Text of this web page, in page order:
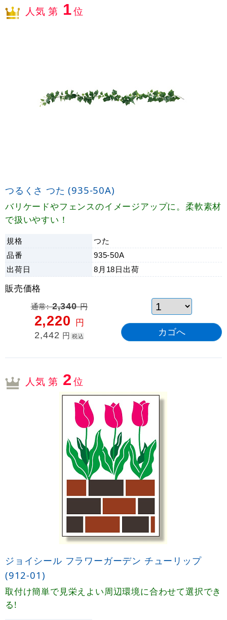
人気 第 1位
つるくさ つた (935-50A)
バリケードやフェンスのイメージアップに。柔軟素材
で扱いやすい！
規格
つた
品番
935-50A
出荷日 8月18日 出荷
販売価格
通常:2,340円
2,220 円
2,442 円 税込
人気 第 2位
ジョイシール フラワーガーデン チューリップ
(912-01)
取付け簡単で見栄えよい周辺環境に合わせて選択でき
る!